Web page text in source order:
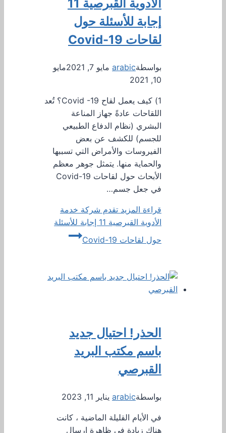
الأدوية القبرصية 11
إجابة للأسئلة حول
لقاحات Covid-19
بواسطةarabic مايو 7, 2021
مايو
10, 2021
1) كيف يعمل لقاح Covid -19؟ تُعد
اللقاحات عادةً جهاز المناعة
البشري (نظام الدفاع الطبيعي
للجسم) للكشف عن بعض
الفيروسات والأمراض التي تسببها
والحماية منها. يتمثل جوهر معظم
الأبحاث حول لقاحات Covid-19
في جعل جسم…
قراءة المزيد تقدم شركة خدمة
الأدوية القبرصية 11 إجابة للأسئلة
حول لقاحات Covid-19
الحذر! احتيال جديد
باسم مكتب البريد
القبرصي
بواسطةarabic يناير 11, 2023
في الأيام القليلة الماضية ، كانت
هناك زيادة في ظاهرة إرسال